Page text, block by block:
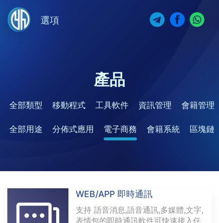
選項
產品
全部類型 移動程式 工具軟件 資訊管理 會籍管理
全部用途 分佈式應用 電子商務 會籍系統 區塊鏈
WEB/APP 即時通訊
支持 語音消息,語音通訊,多媒體,文字,
表情包的即時通訊軟件可快速接入任